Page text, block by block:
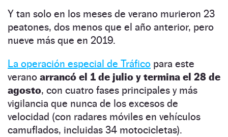
Y tan solo en los meses de verano murieron 23
peatones, dos menos que el año anterior, pero
nueve más que en 2019.
La operación especial de Tráfico para este
verano arrancó el 1 de julio y termina el 28 de
agosto, con cuatro fases principales y más
vigilancia que nunca de los excesos de
velocidad (con radares móviles en vehículos
camuflados, incluidas 34 motocicletas).